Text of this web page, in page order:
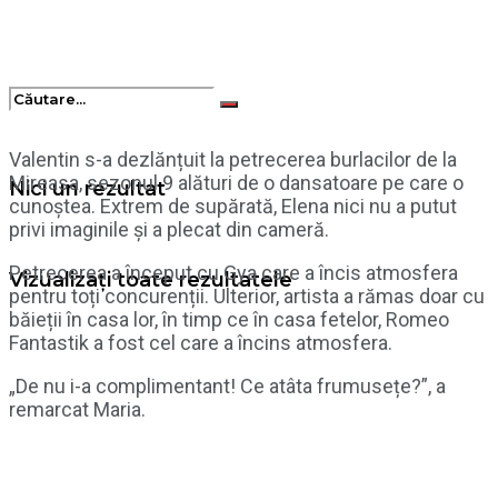
Nici un rezultat
Vizualizați toate rezultatele
Valentin s-a dezlănțuit la petrecerea burlacilor de la
Mireasa, sezonul 9 alături de o dansatoare pe care o
cunoștea. Extrem de supărată, Elena nici nu a putut
privi imaginile și a plecat din cameră.
Petrecerea a început cu Gya care a încis atmosfera
pentru toți concurenții. Ulterior, artista a rămas doar cu
băieții în casa lor, în timp ce în casa fetelor, Romeo
Fantastik a fost cel care a încins atmosfera.
„De nu i-a complimentant! Ce atâta frumusețe?”, a
remarcat Maria.